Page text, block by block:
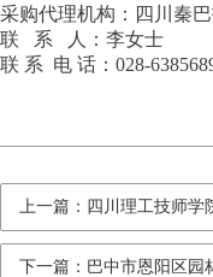
采购代理机构：四川秦
联 系 人：李女士
联 系 电 话：028-
上一篇：四川理工技师
下一篇：巴中市恩阳区园